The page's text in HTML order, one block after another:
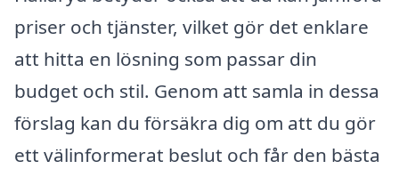
priser och tjänster, vilket gör det enklare
att hitta en lösning som passar din
budget och stil. Genom att samla in dessa
förslag kan du försäkra dig om att du gör
ett välinformerat beslut och får den bästa